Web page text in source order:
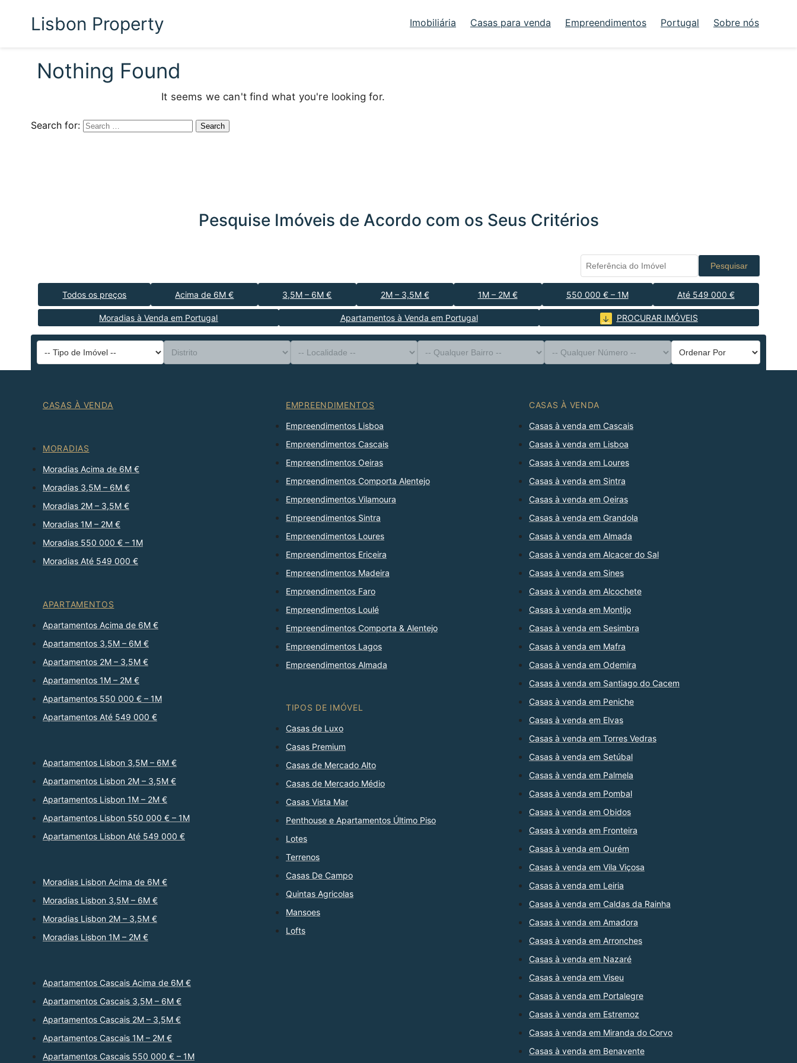
Lisbon Property Imobiliária Casas para venda Empreendimentos Portugal Sobre nós
Nothing Found
It seems we can't find what you're looking for.
Search for:
Pesquise Imóveis de Acordo com os Seus Critérios
Pesquisar
Todos os preços Acima de 6M € 3,5M – 6M € 2M – 3,5M € 1M – 2M € 550 000 € – 1M Até 549 000 €
Moradias à Venda em Portugal Apartamentos à Venda em Portugal PROCURAR IMÓVEIS
-- Tipo de Imóvel --
Distrito
-- Localidade --
-- Qualquer Bairro --
-- Qualquer Número --
Ordenar Por
CASAS À VENDA
MORADIAS
Moradias Acima de 6M €
Moradias 3,5M – 6M €
Moradias 2M – 3,5M €
Moradias 1M – 2M €
Moradias 550 000 € – 1M
Moradias Até 549 000 €
APARTAMENTOS
Apartamentos Acima de 6M €
Apartamentos 3,5M – 6M €
Apartamentos 2M – 3,5M €
Apartamentos 1M – 2M €
Apartamentos 550 000 € – 1M
Apartamentos Até 549 000 €
Apartamentos Lisbon 3,5M – 6M €
Apartamentos Lisbon 2M – 3,5M €
Apartamentos Lisbon 1M – 2M €
Apartamentos Lisbon 550 000 € – 1M
Apartamentos Lisbon Até 549 000 €
Moradias Lisbon Acima de 6M €
Moradias Lisbon 3,5M – 6M €
Moradias Lisbon 2M – 3,5M €
Moradias Lisbon 1M – 2M €
Apartamentos Cascais Acima de 6M €
Apartamentos Cascais 3,5M – 6M €
Apartamentos Cascais 2M – 3,5M €
Apartamentos Cascais 1M – 2M €
Apartamentos Cascais 550 000 € – 1M
EMPREENDIMENTOS
Empreendimentos Lisboa
Empreendimentos Cascais
Empreendimentos Oeiras
Empreendimentos Comporta Alentejo
Empreendimentos Vilamoura
Empreendimentos Sintra
Empreendimentos Loures
Empreendimentos Ericeira
Empreendimentos Madeira
Empreendimentos Faro
Empreendimentos Loulé
Empreendimentos Comporta & Alentejo
Empreendimentos Lagos
Empreendimentos Almada
TIPOS DE IMÓVEL
Casas de Luxo
Casas Premium
Casas de Mercado Alto
Casas de Mercado Médio
Casas Vista Mar
Penthouse e Apartamentos Último Piso
Lotes
Terrenos
Casas De Campo
Quintas Agricolas
Mansoes
Lofts
CASAS À VENDA
Casas à venda em Cascais
Casas à venda em Lisboa
Casas à venda em Loures
Casas à venda em Sintra
Casas à venda em Oeiras
Casas à venda em Grandola
Casas à venda em Almada
Casas à venda em Alcacer do Sal
Casas à venda em Sines
Casas à venda em Alcochete
Casas à venda em Montijo
Casas à venda em Sesimbra
Casas à venda em Mafra
Casas à venda em Odemira
Casas à venda em Santiago do Cacem
Casas à venda em Peniche
Casas à venda em Elvas
Casas à venda em Torres Vedras
Casas à venda em Setúbal
Casas à venda em Palmela
Casas à venda em Pombal
Casas à venda em Obidos
Casas à venda em Fronteira
Casas à venda em Ourém
Casas à venda em Vila Viçosa
Casas à venda em Leiria
Casas à venda em Caldas da Rainha
Casas à venda em Amadora
Casas à venda em Arronches
Casas à venda em Nazaré
Casas à venda em Viseu
Casas à venda em Portalegre
Casas à venda em Estremoz
Casas à venda em Miranda do Corvo
Casas à venda em Benavente